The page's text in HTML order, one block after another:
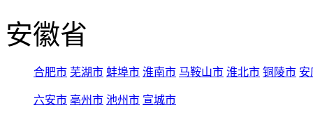
安徽省
合肥市 芜湖市 蚌埠市 淮南市 马鞍山市 淮北市 铜陵市 安
六安市 亳州市 池州市 宣城市